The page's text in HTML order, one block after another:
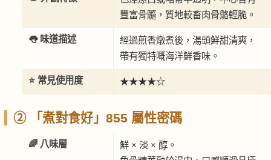
豐富骨髓，質地較畜肉骨骼輕脆。
👅 味道描述
經過煎香燉煮後，湯頭鮮甜清爽，
帶有獨特嘅海洋鮮香味。
⭐ 常見使用度 ★★★★☆
② 「煮對食好」855 屬性密碼
🌈 八味層
鮮 × 淡 × 醇。